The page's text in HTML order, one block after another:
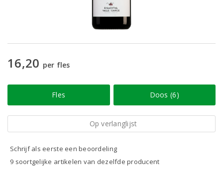
16,20 per fles
Fles Doos (6)
Op verlanglijst
Schrijf als eerste een beoordeling
9 soortgelijke artikelen van dezelfde producent